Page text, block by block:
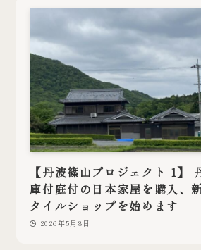
【丹波篠山プロジェクト 1】
庫付庭付の日本家屋を購入、
タイルショップを始めます
2026年5月8日